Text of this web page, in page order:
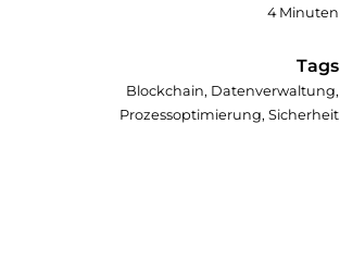
4 Minuten
Tags
Blockchain, Datenverwaltung,
Prozessoptimierung, Sicherheit